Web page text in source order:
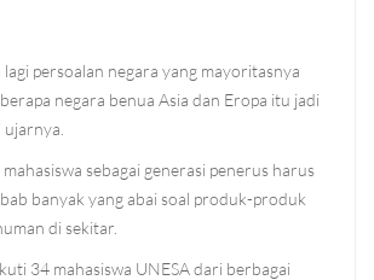
lagi persoalan negara yang mayoritasnya
negara benua Asia dan Eropa itu jadi
sebagai generasi penerus harus
banyak yang abai soal produk-produk
di sekitar.
34 mahasiswa UNESA dari berbagai